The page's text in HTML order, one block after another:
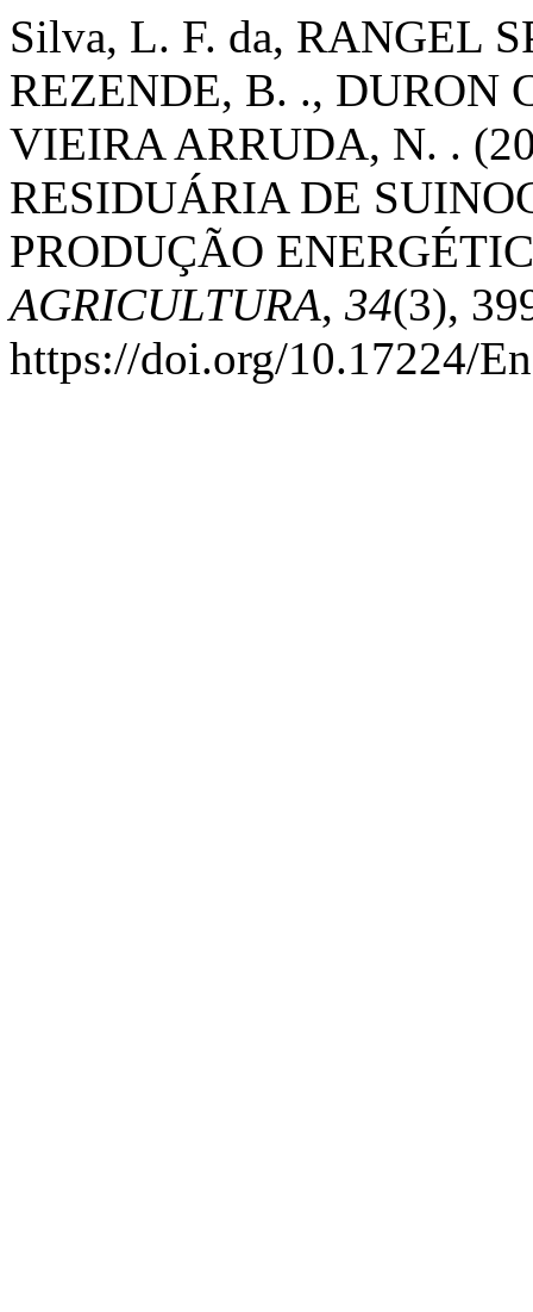
Silva, L. F. da, RANGEL
REZENDE, B. ., DURON
VIEIRA ARRUDA, N. .
RESIDUÁRIA DE
PRODUÇÃO
AGRICULTURA, 34(3),
https://doi.org/10.17224/